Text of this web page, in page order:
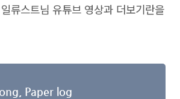
류스트님 유튜브 영상과 더보기란을
Paper log